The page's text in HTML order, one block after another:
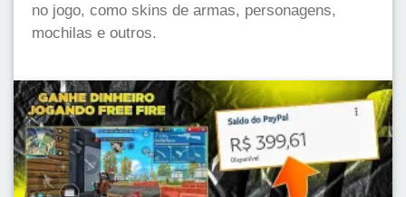
no jogo, como skins de armas, personagens,
mochilas e outros.